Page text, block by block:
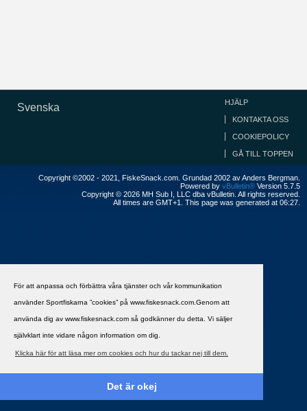
För att anpassa och förbättra våra tjänster och vår kommunikation
använder Sportfiskarna ”cookies” på www.fiskesnack.com.Genom att
använda dig av www.fiskesnack.com så godkänner du detta. Vi säljer
självklart inte vidare någon information om dig.
Klicka här för att läsa mer om cookies och hur du tackar nej till dem.
Det är okej
Svenska HJÄLP
KONTAKTA OSS
COOKIEPOLICY
GÅ TILL TOPPEN
Copyright ©2002 - 2021, FiskeSnack.com. Grundad 2002 av Anders Bergman.
Powered by vBulletin® Version 5.7.5
Copyright © 2026 MH Sub I, LLC dba vBulletin. All rights reserved.
All times are GMT+1. This page was generated at 06:27.